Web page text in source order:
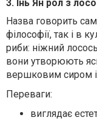
3. Інь Ян рол з
Назва говорить
філософії, так і в
риби: ніжний
вони утворюють
вершковим сиром
Переваги:
виглядає